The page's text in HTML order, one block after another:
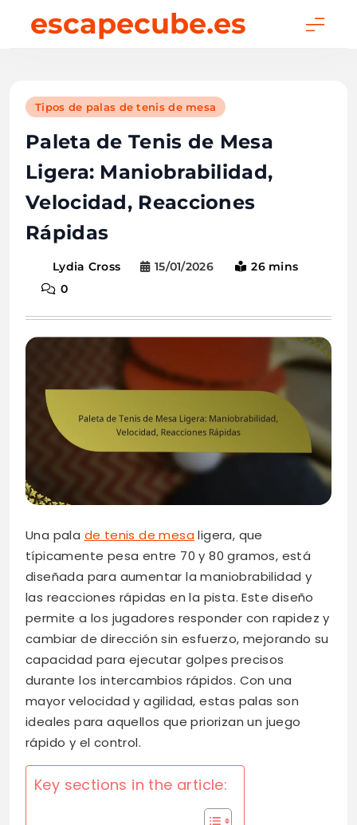
escapecube.es
Tipos de palas de tenis de mesa
Paleta de Tenis de Mesa
Ligera: Maniobrabilidad,
Velocidad, Reacciones
Rápidas
Lydia Cross 15/01/2026
26 mins
0
Una pala de tenis de mesaligera, que
típicamente pesa entre 70 y 80 gramos, está
diseñada para aumentar la maniobrabilidad y
las reacciones rápidas en la pista. Este diseño
permite a los jugadores responder con rapidez y
cambiar de dirección sin esfuerzo, mejorando su
capacidad para ejecutar golpes precisos
durante los intercambios rápidos. Con una
mayor velocidad y agilidad, estas palas son
ideales para aquellos que priorizan un juego
rápido y el control.
Key sections in the article: